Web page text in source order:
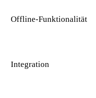
Offline-Funktionalität
Integration